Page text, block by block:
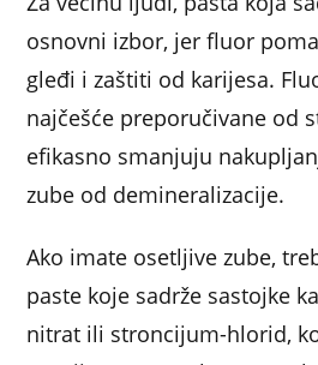
osnovni izbor, jer fluor
gleđi i zaštiti od karijesa.
najčešće preporučivane od
efikasno smanjuju
zube od demineralizacije.
Ako imate osetljive zube,
paste koje sadrže sastojke
nitrat ili stroncijum-hlorid,